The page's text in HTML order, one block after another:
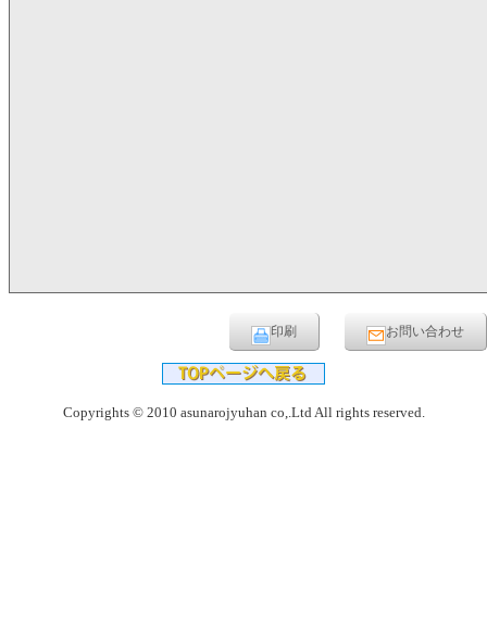
印刷 お問い合わせ
Copyrights © 2010 asunarojyuhan co,.Ltd All rights reserved.